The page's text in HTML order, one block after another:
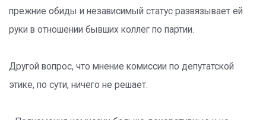
прежние обиды и независимый статус развязывает ей
руки в отношении бывших коллег по партии.
Другой вопрос, что мнение комиссии по депутатской
этике, по сути, ничего не решает.